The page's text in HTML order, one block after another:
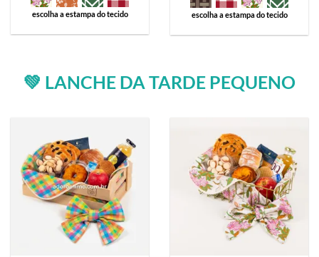
escolha a estampa do tecido escolha a estampa do tecido
💚 LANCHE DA TARDE PEQUENO